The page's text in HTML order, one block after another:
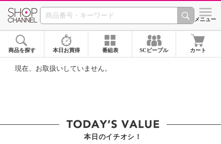
SHOP CHANNEL ショッ
メニュー
商品を探す 本日お買得 番組表 SCピープル カート
現在、お取扱いしていません。
本日のイチオシ！